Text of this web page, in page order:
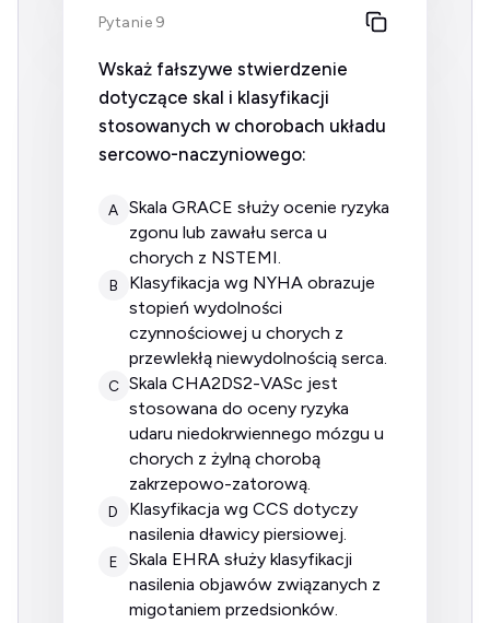
Pytanie 9
Wskaż fałszywe stwierdzenie
dotyczące skal i klasyfikacji
stosowanych w chorobach układu
sercowo-naczyniowego:
A
skala GRACE służy ocenie ryzyka
zgonu lub zawału serca u
chorych z NSTEMI.
B
klasyfikacja wg NYHA obrazuje
stopień wydolności
czynnościowej u chorych z
przewlekłą niewydolnością serca.
C skala CHA2DS2-VASc jest
stosowana do oceny ryzyka
udaru niedokrwiennego mózgu u
chorych z żylną chorobą
zakrzepowo-zatorową.
D
klasyfikacja wg CCS dotyczy
nasilenia dławicy piersiowej.
E
skala EHRA służy klasyfikacji
nasilenia objawów związanych z
migotaniem przedsionków.